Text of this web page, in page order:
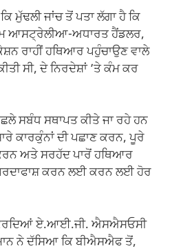
ਮੁੱਢਲੀ ਜਾਂਚ ਤੋਂ ਪਤਾ ਲੱਗਾ ਹੈ ਕਿ
ਆਸਟ੍ਰੇਲੀਆ-ਅਧਾਰਤ ਹੈਂਡਲਰ,
ਰਾਹੀਂ ਹਥਿਆਰ ਪਹੁੰਚਾਉਣ ਵਾਲੇ
ਸੀ, ਦੇ ਨਿਰਦੇਸ਼ਾਂ ’ਤੇ ਕੰਮ ਕਰ
ਸਬੰਧ ਸਥਾਪਤ ਕੀਤੇ ਜਾ ਰਹੇ ਹਨ
ਕਾਰਕੁੰਨਾਂ ਦੀ ਪਛਾਣ ਕਰਨ, ਪੂਰੇ
ਅਤੇ ਸਰਹੱਦ ਪਾਰੋਂ ਹਥਿਆਰ
ਕਰਨ ਲਈ ਕਰਨ ਲਈ ਹੋਰ
ਏ.ਆਈ.ਜੀ. ਐਸਐਸਓਸੀ
ਨੇ ਦੱਸਿਆ ਕਿ ਬੀਐਸਐਫ ਤੋਂ,